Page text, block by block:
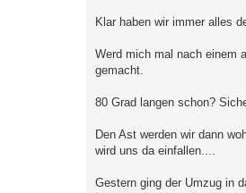
Klar haben wir immer alles
Werd mich mal nach einem
gemacht.
80 Grad langen schon?
Den Ast werden wir dann
wird uns da einfallen....
Gestern ging der Umzug in